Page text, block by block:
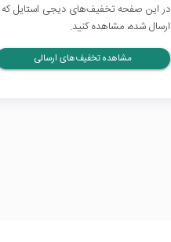
در این صفحه تخفیف‌های دیجی استایل که
ارسال شده، مشاهده کنید.
مشاهده تخفیف‌های ارسالی